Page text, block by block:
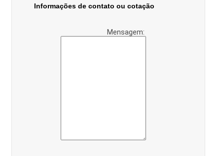
Informações de contato ou cotação
Mensagem: